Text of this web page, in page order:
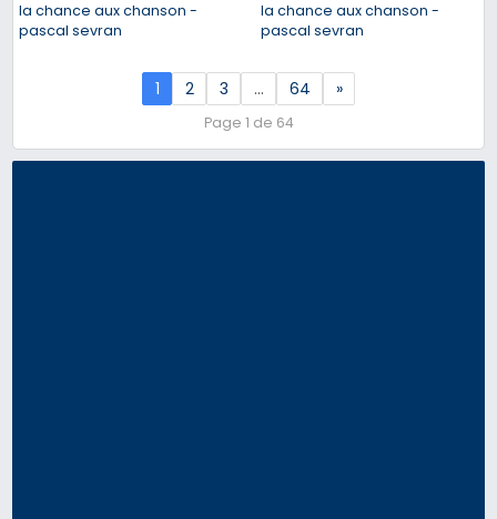
la chance aux chanson -
pascal sevran
la chance aux chanson -
pascal sevran
1 2 3 … 64 »
Page 1 de 64